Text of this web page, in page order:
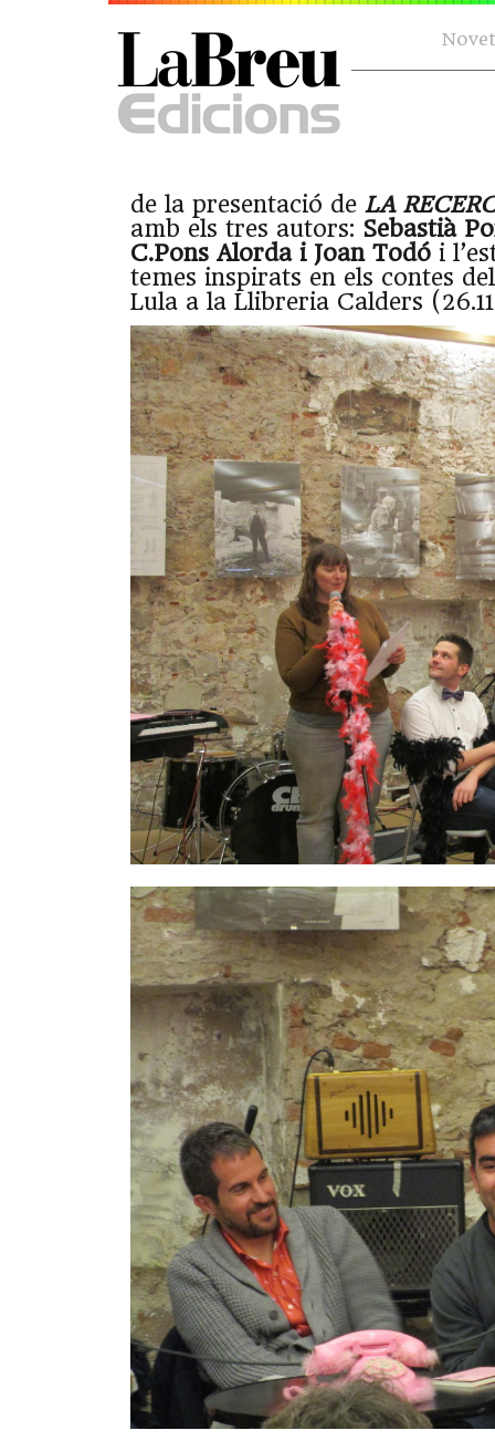
de la presentació de LA
amb els tres autors: Sebastià
C.Pons Alorda i Joan Todó i
temes inspirats en els contes
Lula a la Llibreria Calders